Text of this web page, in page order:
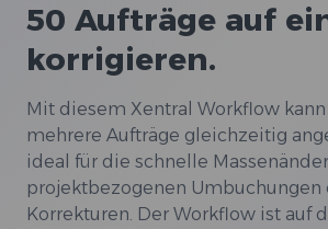
50 Aufträge auf
korrigieren.
Mit diesem Xentral Workflow
mehrere Aufträge gleichzeitig
ideal für die schnelle
projektbezogenen Umbuchungen
Korrekturen. Der Workflow ist auf